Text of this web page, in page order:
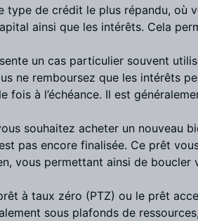
type de crédit le plus répandu, où
ainsi que les intérêts. Cela
un cas particulier souvent
ne remboursez que les intérêts
fois à l’échéance. Il est
souhaitez acheter un nouveau
pas encore finalisée. Ce prêt
vous permettant ainsi de boucler
à taux zéro (PTZ) ou le prêt
sous plafonds de